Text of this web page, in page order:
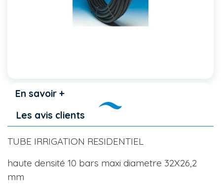
En savoir +
Les avis clients
TUBE IRRIGATION RESIDENTIEL
haute densité 10 bars maxi diametre 32X26,2
mm